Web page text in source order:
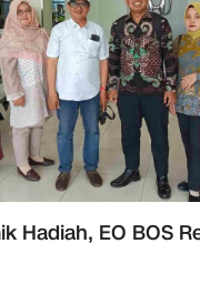
Hadiah, EO BOS